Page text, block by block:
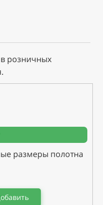
розничных
размеры полотна